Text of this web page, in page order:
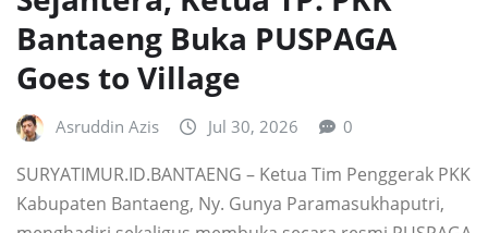
Bantaeng Buka PUSPAGA
Goes to Village
Asruddin Azis Jul 30, 2026 0
SURYATIMUR.ID.BANTAENG – Ketua Tim Penggerak PKK
Kabupaten Bantaeng, Ny. Gunya Paramasukhaputri,